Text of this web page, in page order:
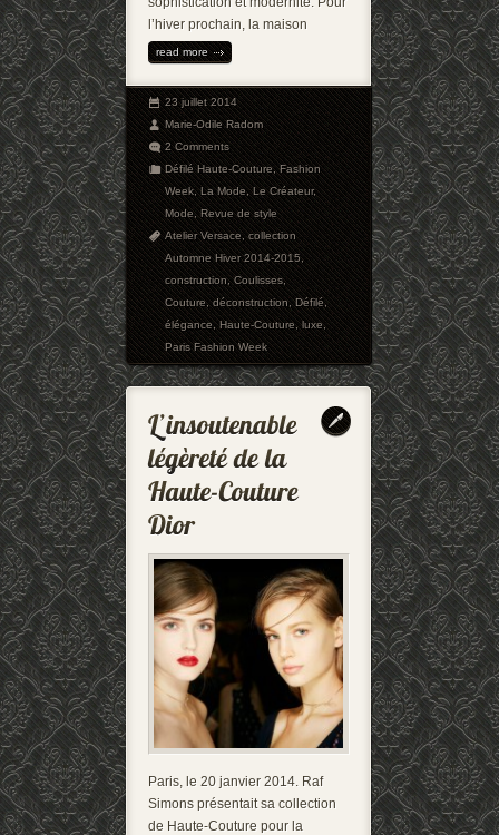
l’hiver prochain, la maison
read more
23 juillet 2014
Marie-Odile Radom
2 Comments
Défilé Haute-Couture,Fashion
Week,La Mode,Le Créateur,
Mode,Revue de style
Atelier Versace,collection
Automne Hiver 2014-2015,
construction,Coulisses,
Couture,déconstruction,Défilé,
élégance,Haute-Couture,luxe,
Paris Fashion Week
Paris, le 20 janvier 2014. Raf
Simons présentait sa collection
de Haute-Couture pour la